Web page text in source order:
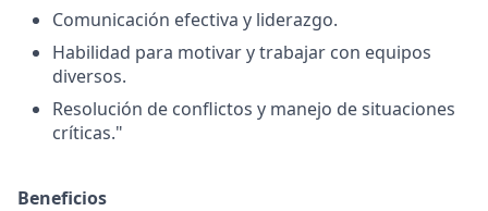
Comunicación efectiva y liderazgo.
Habilidad para motivar y trabajar con equipos
diversos.
Resolución de conflictos y manejo de situaciones
críticas."
Beneficios